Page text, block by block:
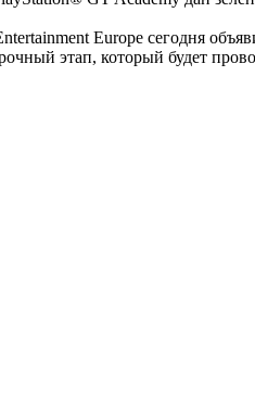
Europe сегодня
этап, который будет